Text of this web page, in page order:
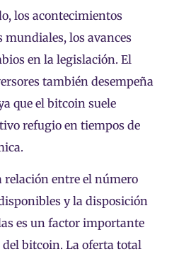
los acontecimientos
mundiales, los avances
en la legislación. El
también desempeña
que el bitcoin suele
refugio en tiempos de
relación entre el número
y la disposición
es un factor importante
bitcoin. La oferta total